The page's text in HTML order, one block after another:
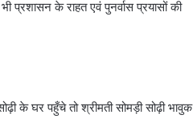
प्रशासन के राहत एवं पुनर्वास प्रयासों की
के घर पहुँचे तो श्रीमती सोमड़ी सोढ़ी भावुक